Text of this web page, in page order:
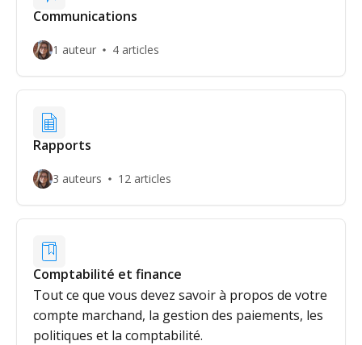
Communications
1 auteur 4 articles
Rapports
3 auteurs 12 articles
Comptabilité et finance
Tout ce que vous devez savoir à propos de votre
compte marchand, la gestion des paiements, les
politiques et la comptabilité.